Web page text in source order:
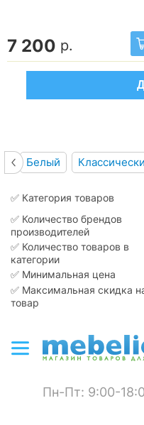
7 200 р.
Белый
✅ Категория товаров
✅ Количество брендов
производителей
✅ Количество товаров в
категории
✅ Минимальная цена
✅ Максимальная скидка
товар
Пн-Пт: 9:00-